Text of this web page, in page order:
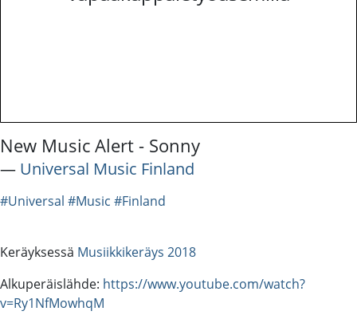
New Music Alert - Sonny
― Universal Music Finland
#Universal #Music #Finland
Keräyksessä Musiikkikeräys 2018
Alkuperäislähde: https://www.youtube.com/watch?
v=Ry1NfMowhqM